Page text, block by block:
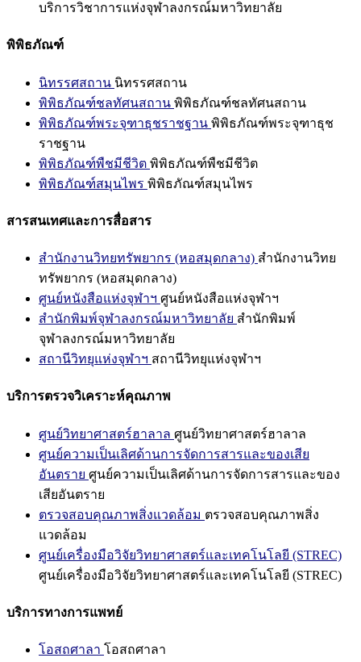
บริการวิชาการแห่งจุฬาลงกรณ์มหาวิทยาลัย
พิพิธภัณฑ์
นิทรรศสถาน นิทรรศสถาน
พิพิธภัณฑ์ชลทัศนสถาน พิพิธภัณฑ์ชลทัศนสถาน
พิพิธภัณฑ์พระจุฑาธุชราชฐาน พิพิธภัณฑ์พระจุฑาธุช
ราชฐาน
พิพิธภัณฑ์พืชมีชีวิต พิพิธภัณฑ์พืชมีชีวิต
พิพิธภัณฑ์สมุนไพร พิพิธภัณฑ์สมุนไพร
สารสนเทศและการสื่อสาร
สำนักงานวิทยทรัพยากร (หอสมุดกลาง) สำนักงานวิทย
ทรัพยากร (หอสมุดกลาง)
ศูนย์หนังสือแห่งจุฬาฯ ศูนย์หนังสือแห่งจุฬาฯ
สำนักพิมพ์จุฬาลงกรณ์มหาวิทยาลัย สำนักพิมพ์
จุฬาลงกรณ์มหาวิทยาลัย
สถานีวิทยุแห่งจุฬาฯ สถานีวิทยุแห่งจุฬาฯ
บริการตรวจวิเคราะห์คุณภาพ
ศูนย์วิทยาศาสตร์ฮาลาล ศูนย์วิทยาศาสตร์ฮาลาล
ศูนย์ความเป็นเลิศด้านการจัดการสารและของเสีย
อันตราย ศูนย์ความเป็นเลิศด้านการจัดการสารและของ
เสียอันตราย
ตรวจสอบคุณภาพสิ่งแวดล้อม ตรวจสอบคุณภาพสิ่ง
แวดล้อม
ศูนย์เครื่องมือวิจัยวิทยาศาสตร์และเทคโนโลยี (STREC)
ศูนย์เครื่องมือวิจัยวิทยาศาสตร์และเทคโนโลยี (STREC)
บริการทางการแพทย์
โอสถศาลา โอสถศาลา